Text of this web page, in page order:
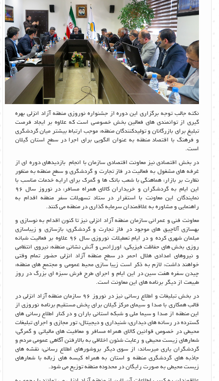
نکته جالب توجه برگزاری این دوره از جشنواره نوروزی منطقه آزاد انزلی بهره
گیری از توانمندی های فعالین بخش خصوصی است که علاوه بر ایجاد فرصت
تبلیغ برای بازرگانان و تولیدکنندگان منطقه، موجب ارتباط بیشتر میان گردشگری
و فرهنگ با اقتصاد منطقه به عنوان الگویی برای اجرا در سطح استان گیلان
است.
در بخش اقتصادی نیز معاونت اقتصادی سازمان با انجام بازدیدهای دوره ای از
غرفه های مشغول به فعالیت در فاز تجارت و گردشگری و سطح منطقه به منظور
نظارت بر بازار، هماهنگی با شعب بانک ها و گمرک برای ارایه خدمات مناسب با
این ایام به گردشگران و خریداران کالای همراه مسافر، در نوروز سال 96
نمایندگان این معاونت با استقرار در ستاد تسهیلات سفر منطقه اقدام به
راهنمایی و مشاوره به علاقمندان سرمایه گذاری در منطقه می کنند.
معاونت فنی و عمرانی سازمان منطقه آزاد انزلی نیز تا کنون اقدام به نوسازی و
بهسازی آلاچیق های موجود در فاز تجارت و گردشگری، بازسازی و زیباسازی
مبلمان شهری کرده و در ایام تعطیلات نوروزی سال 96 علاوه بر فعالیت شبانه
روزی بخش های حفاظت فیزیکی، اورژانس و آتش نشانی منطقه، نیروی انتظامی
و نیروهای امدادی هلال احمر در سطح منطقه آزاد انزلی حضور تمام وقتی
خواهند داشت، لازم به ذکر است زیبا سازی محیط عمومی و مجتمع های منطقه،
چیدن سفره هفت سین در این ایام و اجرای طرح فرش سبزه ای بزرگ در روز
طبیعت از دیگر برنامه های این معاونت است.
در بخش تبلیغات و اطلاع رسانی نیز در نوروز 96 سازمان منطقه آزاد انزلی در
قالب همکاری با صدا و سیمای مرکز گیلان برای پخش مستقیم برنامه نوروزی از
این منطقه از صدا و سیما ملی و شبکه استانی باران و در کنار اطلاع رسانی های
گسترده در رسانه های دیداری، شنیداری و دیجیتال، تور مجازی و اجرای تبلیغات
محیطی در خصوص قوانین کالای همراه مسافر و معافیت های مالیاتی و گمرگی،
شعارهای زیست محیطی و رعایت شئون اخلاقی به بالارفتن آگاهی عمومی مردم و
گردشگران یاری میرساند، از سوی دیگر بروشورهای اطلاع رسانی، نقشه های
جاذبه های گردشگری منطقه و استان به همراه کیسه های زباله با شعارهای
زیست محیطی به صورت رایگان در محدوده منطقه توزیع می شود.